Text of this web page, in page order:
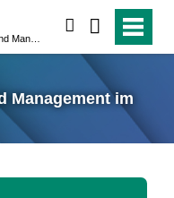
Management im